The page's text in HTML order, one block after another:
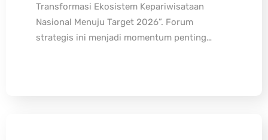
Transformasi Ekosistem Kepariwisataan
Nasional Menuju Target 2026”. Forum
strategis ini menjadi momentum penting…